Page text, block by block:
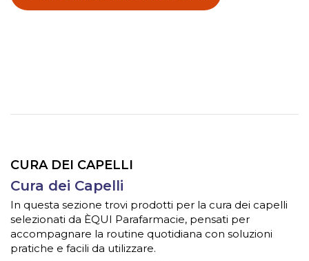
CURA DEI CAPELLI
Cura dei Capelli
In questa sezione trovi prodotti per la cura dei capelli
selezionati da ÈQUI Parafarmacie, pensati per
accompagnare la routine quotidiana con soluzioni
pratiche e facili da utilizzare.